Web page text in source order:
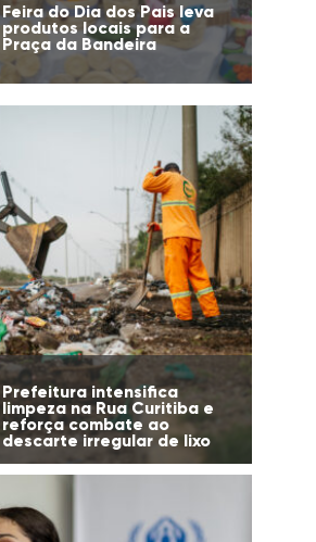
Feira do Dia dos Pais leva
produtos locais para a
Praça da Bandeira
Prefeitura intensifica
limpeza na Rua Curitiba e
reforça combate ao
descarte irregular de lixo